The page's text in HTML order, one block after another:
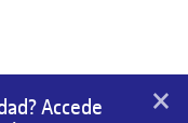
Accede
×